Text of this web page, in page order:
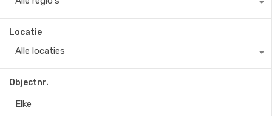
Locatie
Alle locaties
Objectnr.